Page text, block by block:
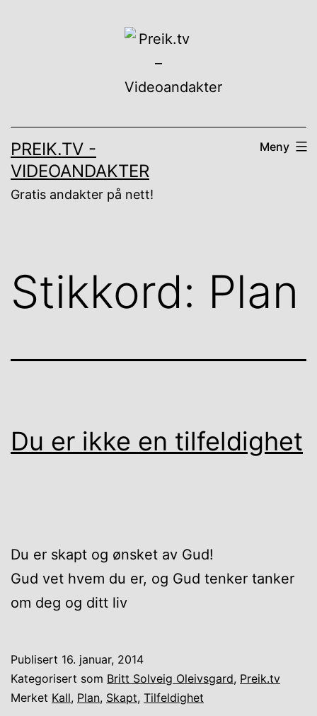
PREIK.TV -
VIDEOANDAKTER
Gratis andakter på nett!
Meny
Stikkord: Plan
Du er ikke en tilfeldighet
Du er skapt og ønsket av Gud!
Gud vet hvem du er, og Gud tenker tanker
om deg og ditt liv
Publisert 16. januar, 2014
Kategorisert som Britt Solveig Oleivsgard, Preik.tv
Merket Kall, Plan, Skapt, Tilfeldighet